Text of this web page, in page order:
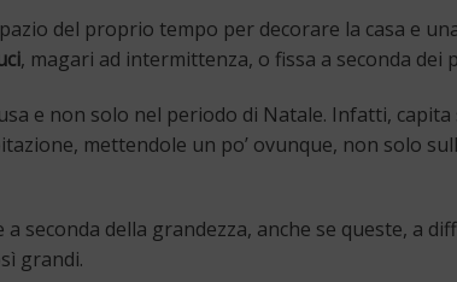
del proprio tempo per decorare la casa e
, magari ad intermittenza, o fissa a seconda dei
e non solo nel periodo di Natale. Infatti,
mettendole un po’ ovunque, non solo
seconda della grandezza, anche se queste, a
grandi.